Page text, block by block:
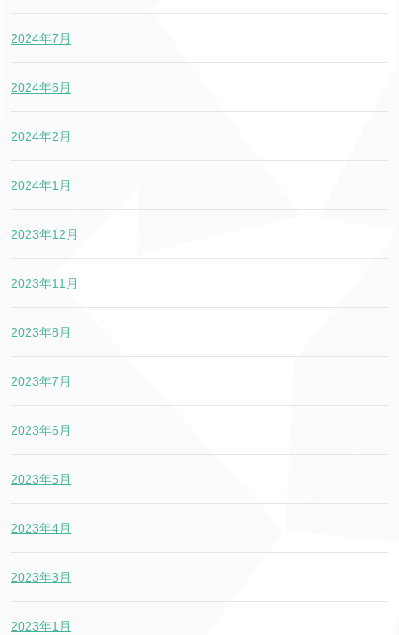
2024年7月
2024年6月
2024年2月
2024年1月
2023年12月
2023年11月
2023年8月
2023年7月
2023年6月
2023年5月
2023年4月
2023年3月
2023年1月